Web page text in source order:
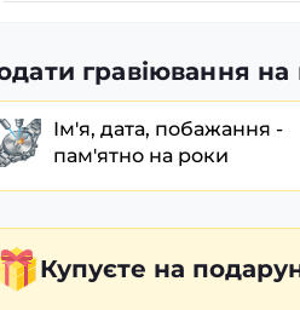
гравіювання на
Ім'я, дата, побажання -
пам'ятно на роки
Купуєте на